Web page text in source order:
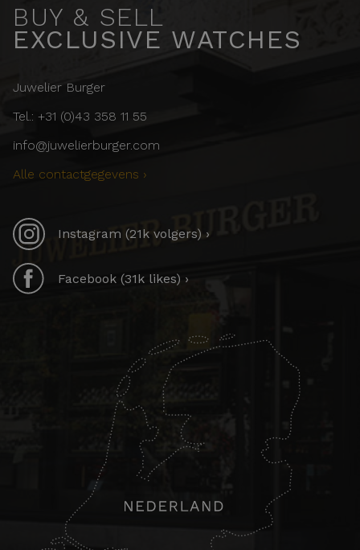
BUY & SELL
EXCLUSIVE WATCHES
Juwelier Burger
Tel.: +31 (0)43 358 11 55
info@juwelierburger.com
Alle contactgegevens ›
Instagram (21k volgers) ›
Facebook (31k likes) ›